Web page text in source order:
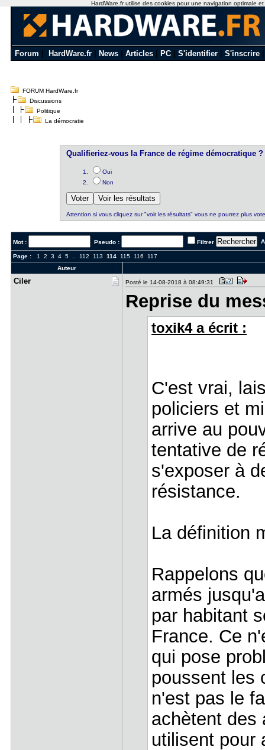
Forum HardWare.fr News Articles PC S'identifier S'inscrire
FORUM HardWare.fr
Discussions
Politique
La démocratie
Qualifieriez-vous la France de régime démocratique ?
Oui
Non
Attention si vous cliquez sur "voir les résultats" vous ne pourrez plus
Mot : Pseudo : Filtrer
Page : 1 2 3 4 5.. 112 113 114 115 116
117
Auteur
Ciler Posté le 14-08-2018 à 08:49:31
Reprise du
toxik4 a écrit :
C'est vrai,
policiers et
arrive au
tentative de
s'exposer à
résistance.
La définition
Rappelons
armés
par habitant
France. Ce
qui pose
poussent les
n'est pas le
achètent des
utilisent pour
HardWare.fr utilise des cookies pour une navigation optimale